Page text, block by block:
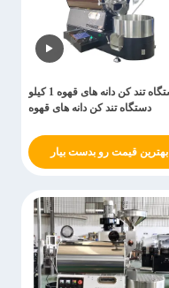
دستگاه تند کن دانه های قهوه 1 کیلو
دستگاه تند کن دانه های قهوه
بهترین قیمت رو بدست بیار